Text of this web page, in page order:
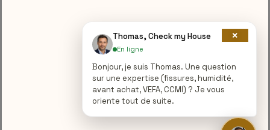
×
Thomas, Check my House
En ligne
Bonjour, je suis Thomas. Une question
sur une expertise (fissures, humidité,
avant achat, VEFA, CCMI) ? Je vous
oriente tout de suite.